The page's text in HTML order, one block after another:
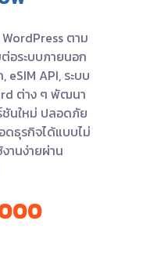
ตาม
อระบบภายนอก
eSIM API, ระบบ
ต่าง ๆ พัฒนา
ชันใหม่ ปลอดภัย
ดธุรกิจได้แบบไม่
านง่ายผ่าน